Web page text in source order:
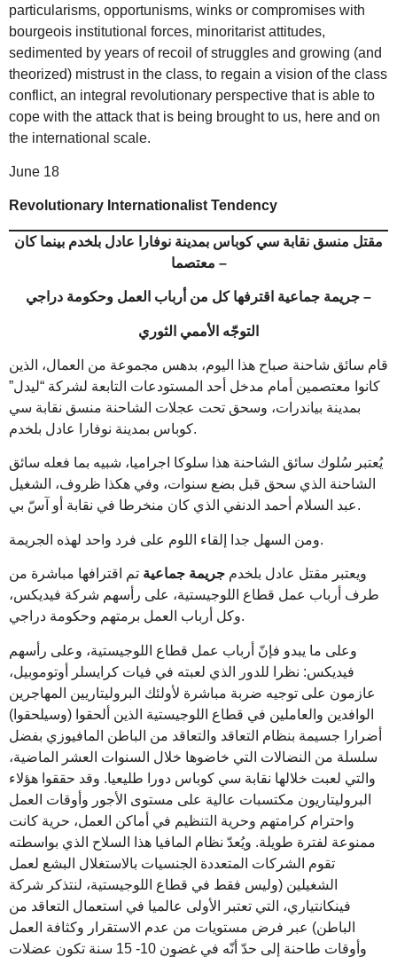
particularisms, opportunisms, winks or compromises with
bourgeois institutional forces, minoritarist attitudes,
sedimented by years of recoil of struggles and growing (and
theorized) mistrust in the class, to regain a vision of the class
conflict, an integral revolutionary perspective that is able to
cope with the attack that is being brought to us, here and on
the international scale.
June 18
Revolutionary Internationalist Tendency
مقتل منسق نقابة سي كوباس بمدينة نوفارا عادل بلخدم بينما كان
معتصما –
جريمة جماعية اقترفها كل من أرباب العمل وحكومة دراجي –
التوجّه الأممي الثوري
قام سائق شاحنة صباح هذا اليوم، بدهس مجموعة من العمال، الذين
كانوا معتصمين أمام مدخل أحد المستودعات التابعة لشركة “ليدل”
بمدينة بياندرات، وسحق تحت عجلات الشاحنة منسق نقابة سي
كوباس بمدينة نوفارا عادل بلخدم.
يُعتبر سُلوك سائق الشاحنة هذا سلوكا اجراميا، شبيه بما فعله سائق
الشاحنة الذي سحق قبل بضع سنوات، وفي هكذا ظروف، الشغيل
عبد السلام أحمد الدنفي الذي كان منخرطا في نقابة أو آسّ بي.
ومن السهل جدا إلقاء اللوم على فرد واحد لهذه الجريمة.
ويعتبر مقتل عادل بلخدم جريمة جماعية تم اقترافها مباشرة من
طرف أرباب عمل قطاع اللوجيستية، على رأسهم شركة فيديكس،
وكل أرباب العمل برمتهم وحكومة دراجي.
وعلى ما يبدو فإنّ أرباب عمل قطاع اللوجيستية، وعلى رأسهم
فيديكس: نظرا للدور الذي لعبته في فيات كرايسلر أوتوموبيل،
عازمون على توجيه ضربة مباشرة لأولئك البروليتاريين المهاجرين
الوافدين والعاملين في قطاع اللوجيستية الذين ألحقوا (وسيلحقوا)
أضرارا جسيمة بنظام التعاقد والتعاقد من الباطن المافيوزي بفضل
سلسلة من النضالات التي خاضوها خلال السنوات العشر الماضية،
والتي لعبت خلالها نقابة سي كوباس دورا طليعيا. وقد حققوا هؤلاء
البروليتاريون مكتسبات عالية على مستوى الأجور وأوقات العمل
واحترام كرامتهم وحرية التنظيم في أماكن العمل، حرية كانت
ممنوعة لفترة طويلة. ويُعدّ نظام المافيا هذا السلاح الذي بواسطته
تقوم الشركات المتعددة الجنسيات بالاستغلال البشع لعمل
الشغيلين (وليس فقط في قطاع اللوجيستية، لنتذكر شركة
فينكانتياري، التي تعتبر الأولى عالميا في استعمال التعاقد من
الباطن) عبر فرض مستويات من عدم الاستقرار وكثافة العمل
وأوقات طاحنة إلى حدّ أنّه في غضون 10- 15 سنة تكون عضلات